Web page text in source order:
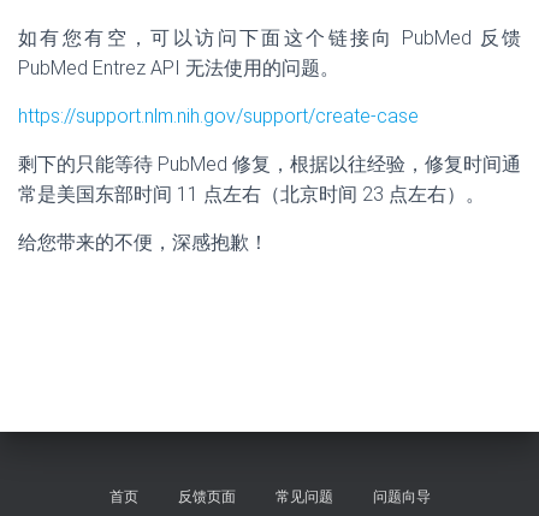
如有您有空，可以访问下面这个链接向 PubMed 反馈
PubMed Entrez API 无法使用的问题。
https://support.nlm.nih.gov/support/create-case
剩下的只能等待 PubMed 修复，根据以往经验，修复时间通
常是美国东部时间 11 点左右（北京时间 23 点左右）。
给您带来的不便，深感抱歉！
首页 反馈页面 常见问题 问题向导